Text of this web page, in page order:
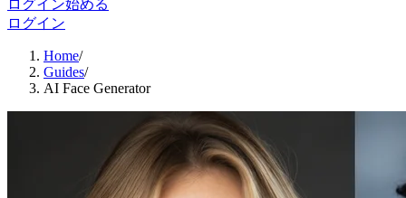
ログイン始める
ログイン
Home/
Guides/
AI Face Generator